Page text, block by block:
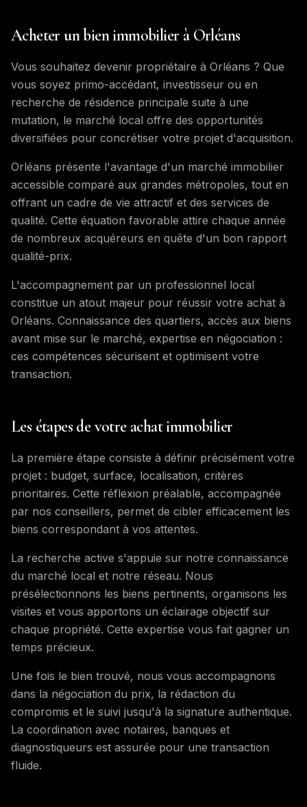
Acheter un bien immobilier à Orléans
Vous souhaitez devenir propriétaire à Orléans ? Que
vous soyez primo-accédant, investisseur ou en
recherche de résidence principale suite à une
mutation, le marché local offre des opportunités
diversifiées pour concrétiser votre projet d'acquisition.
Orléans présente l'avantage d'un marché immobilier
accessible comparé aux grandes métropoles, tout en
offrant un cadre de vie attractif et des services de
qualité. Cette équation favorable attire chaque année
de nombreux acquéreurs en quête d'un bon rapport
qualité-prix.
L'accompagnement par un professionnel local
constitue un atout majeur pour réussir votre achat à
Orléans. Connaissance des quartiers, accès aux biens
avant mise sur le marché, expertise en négociation :
ces compétences sécurisent et optimisent votre
transaction.
Les étapes de votre achat immobilier
La première étape consiste à définir précisément votre
projet : budget, surface, localisation, critères
prioritaires. Cette réflexion préalable, accompagnée
par nos conseillers, permet de cibler efficacement les
biens correspondant à vos attentes.
La recherche active s'appuie sur notre connaissance
du marché local et notre réseau. Nous
présélectionnons les biens pertinents, organisons les
visites et vous apportons un éclairage objectif sur
chaque propriété. Cette expertise vous fait gagner un
temps précieux.
Une fois le bien trouvé, nous vous accompagnons
dans la négociation du prix, la rédaction du
compromis et le suivi jusqu'à la signature authentique.
La coordination avec notaires, banques et
diagnostiqueurs est assurée pour une transaction
fluide.